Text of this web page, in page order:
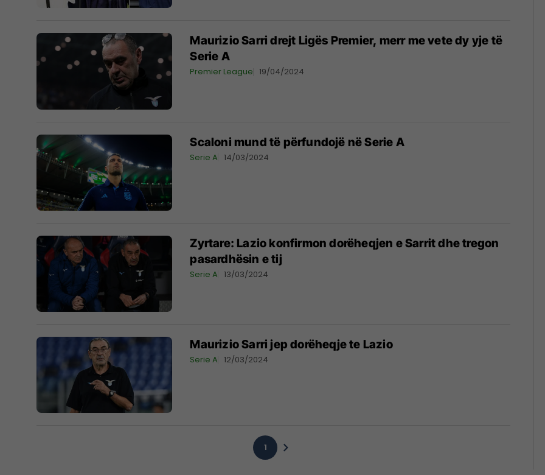
Maurizio Sarri drejt Ligës Premier, merr me vete dy yje të
Serie A
Premier League 19/04/2024
Scaloni mund të përfundojë në Serie A
Serie A 14/03/2024
Zyrtare: Lazio konfirmon dorëheqjen e Sarrit dhe tregon
pasardhësin e tij
Serie A 13/03/2024
Maurizio Sarri jep dorëheqje te Lazio
Serie A 12/03/2024
1